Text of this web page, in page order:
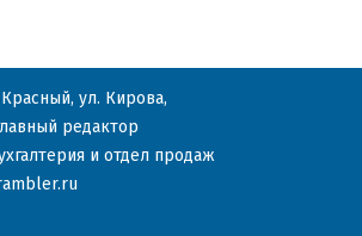
ул. Кирова,
редактор
и отдел продаж